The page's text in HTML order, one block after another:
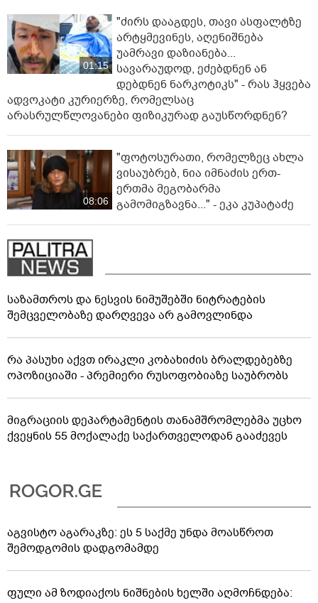
01:15
"ძირს დააგდეს, თავი ასფალტზე
არტყმევინეს, აღენიშნება
უამრავი დაზიანება...
სავარაუდოდ, ეძებდნენ ან
დებდნენ ნარკოტიკს" - რას ჰყვება
ადვოკატი კურიერზე, რომელსაც
არასრულწლოვანები ფიზიკურად გაუსწორდნენ?
08:06
"ფოტოსურათი, რომელზეც ახლა
ვისაუბრებ, ნია იმნაძის ერთ-
ერთმა მეგობარმა
გამომიგზავნა..." - ეკა კუპატაძე
საზამთროს და ნესვის ნიმუშებში ნიტრატების
შემცველობაზე დარღვევა არ გამოვლინდა
რა პასუხი აქვთ ირაკლი კობახიძის ბრალდებებზე
ოპოზიციაში - პრემიერი რუსოფობიაზე საუბრობს
მიგრაციის დეპარტამენტის თანამშრომლებმა უცხო
ქვეყნის 55 მოქალაქე საქართველოდან გააძევეს
აგვისტო აგარაკზე: ეს 5 საქმე უნდა მოასწროთ
შემოდგომის დადგომამდე
ფული ამ ზოდიაქოს ნიშნების ხელში აღმოჩნდება: